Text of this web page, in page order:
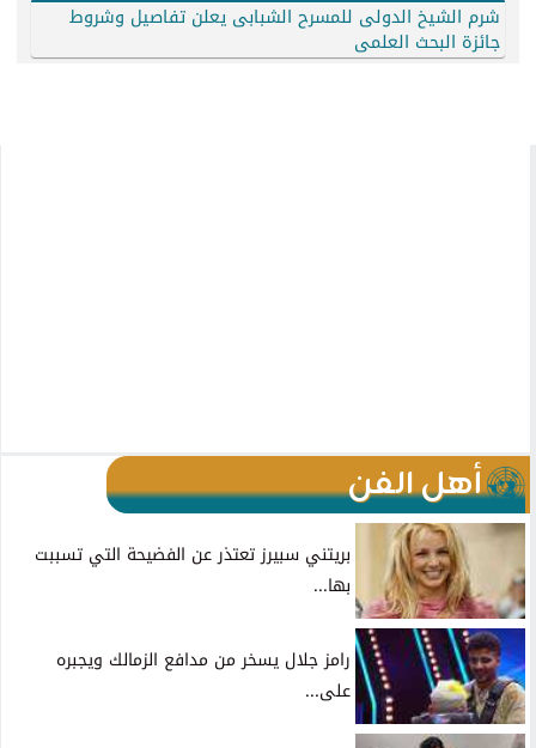
شرم الشيخ الدولى للمسرح الشبابى يعلن تفاصيل وشروط
جائزة البحث العلمى
أهل الفن
بريتني سبيرز تعتذر عن الفضيحة التي تسببت
بها...
رامز جلال يسخر من مدافع الزمالك ويجبره
على...